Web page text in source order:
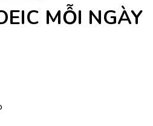
MỖI NGÀY